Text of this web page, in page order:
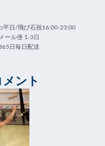
平日/飛び石祝16:00-23:00
ール便 1-3日
日毎日配送
ント